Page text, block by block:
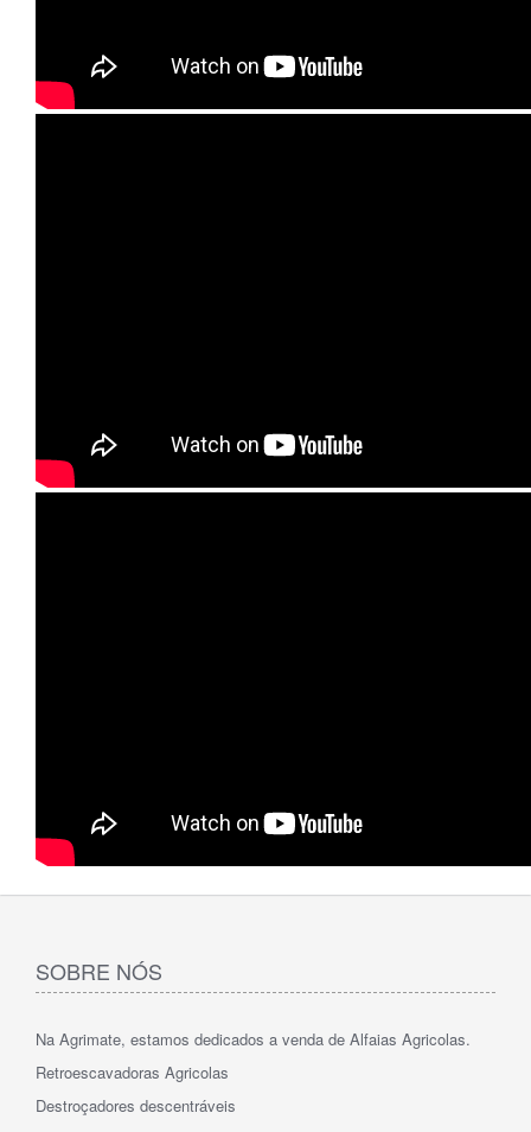
SOBRE NÓS
Na Agrimate, estamos dedicados a venda de Alfaias Agricolas.
Retroescavadoras Agricolas
Destroçadores descentráveis